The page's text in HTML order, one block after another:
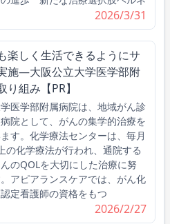
2026/3/31
楽しく生活できるようにサ
施―大阪公立大学医学部附
り組み【PR】
医学部附属病院は、地域がん診
院として、がんの集学的治療を
す。化学療法センターは、毎月
の化学療法が行われ、通院する
のQOLを大切にした治療に努
アピアランスケアでは、がん化
定看護師の資格をもつ
2026/2/27